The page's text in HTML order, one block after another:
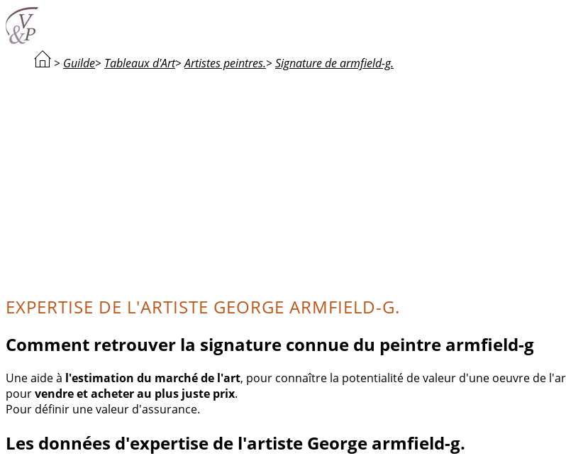
> Guilde> Tableaux d'Art>Artistes peintres.> Signature de armfield-g.
EXPERTISE DE L'ARTISTE GEORGE ARMFIELD-G.
Comment retrouver la signature connue du peintre armfield-g
Une aide à l'estimation du marché de l'art, pour connaître la potentialité de valeur d'une oeuvre de
pourvendre et acheter au plus juste prix.
Pour définir une valeur d'assurance.
Les données d'expertise de l'artiste George armfield-g.